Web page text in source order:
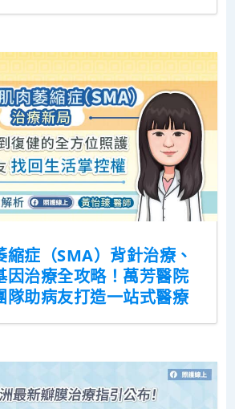
縮症（SMA）背針治療、
因治療全攻略！萬芳醫院
隊助病友打造一站式醫療